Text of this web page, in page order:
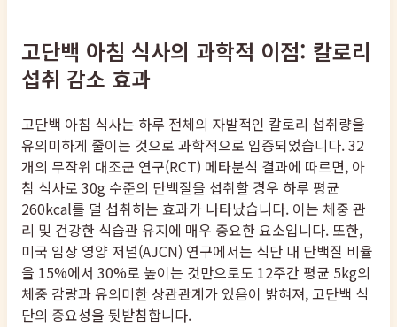
고단백 아침 식사의 과학적 이점: 칼로리
섭취 감소 효과
고단백 아침 식사는 하루 전체의 자발적인 칼로리 섭취량을
유의미하게 줄이는 것으로 과학적으로 입증되었습니다. 32
개의 무작위 대조군 연구(RCT) 메타분석 결과에 따르면, 아
침 식사로 30g 수준의 단백질을 섭취할 경우 하루 평균
260kcal를 덜 섭취하는 효과가 나타났습니다. 이는 체중 관
리 및 건강한 식습관 유지에 매우 중요한 요소입니다. 또한,
미국 임상 영양 저널(AJCN) 연구에서는 식단 내 단백질 비율
을 15%에서 30%로 높이는 것만으로도 12주간 평균 5kg의
체중 감량과 유의미한 상관관계가 있음이 밝혀져, 고단백 식
단의 중요성을 뒷받침합니다.